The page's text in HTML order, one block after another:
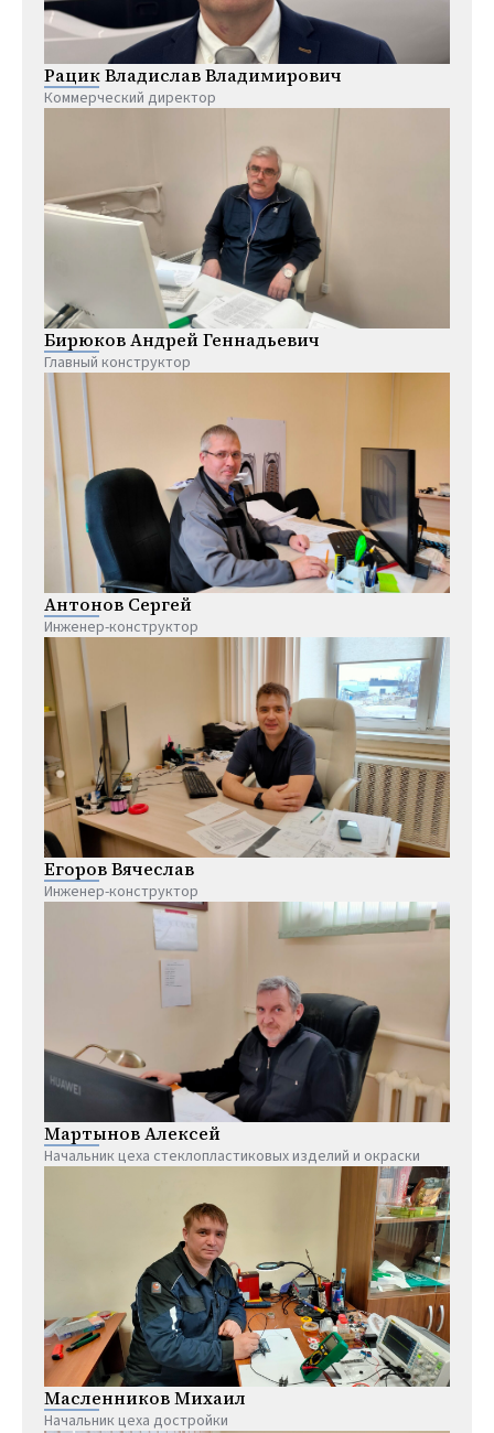
Рацик Владислав Владимирович
Коммерческий директор
Бирюков Андрей Геннадьевич
Главный конструктор
Антонов Сергей
Инженер-конструктор
Егоров Вячеслав
Инженер-конструктор
Мартынов Алексей
Начальник цеха стеклопластиковых изделий и окраски
Масленников Михаил
Начальник цеха достройки